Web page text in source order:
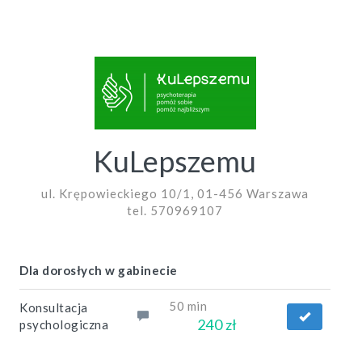
KuLepszemu
ul. Krępowieckiego 10/1, 01-456 Warszawa
tel. 570969107
Dla dorosłych w gabinecie
Konsultacja
psychologiczna
50 min
240 zł